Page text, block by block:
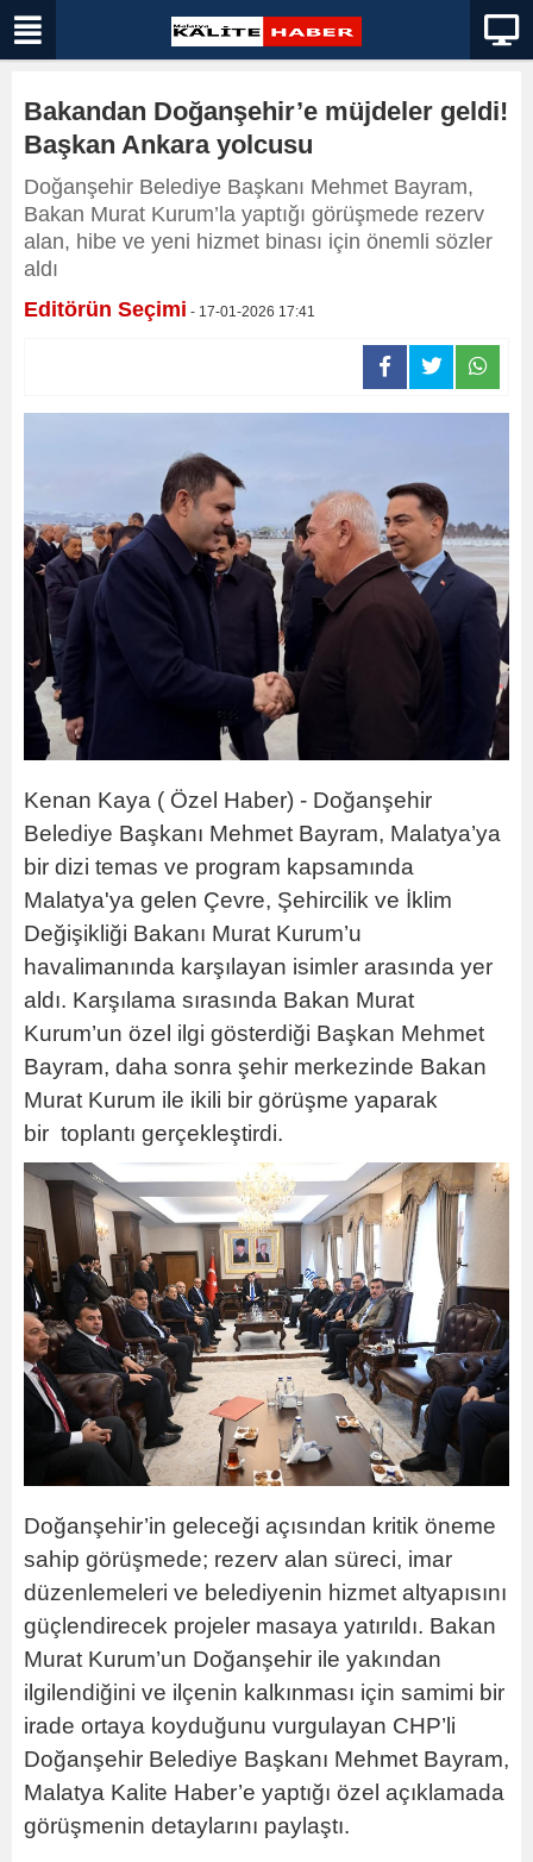
Bakandan Doğanşehir’e müjdeler geldi!
Başkan Ankara yolcusu
Doğanşehir Belediye Başkanı Mehmet Bayram,
Bakan Murat Kurum’la yaptığı görüşmede rezerv
alan, hibe ve yeni hizmet binası için önemli sözler
aldı
Editörün Seçimi - 17-01-2026 17:41
Kenan Kaya ( Özel Haber) - Doğanşehir
Belediye Başkanı Mehmet Bayram, Malatya’ya
bir dizi temas ve program kapsamında
Malatya'ya gelen Çevre, Şehircilik ve İklim
Değişikliği Bakanı Murat Kurum’u
havalimanında karşılayan isimler arasında yer
aldı. Karşılama sırasında Bakan Murat
Kurum’un özel ilgi gösterdiği Başkan Mehmet
Bayram, daha sonra şehir merkezinde Bakan
Murat Kurum ile ikili bir görüşme yaparak
bir toplantı gerçekleştirdi.
Doğanşehir’in geleceği açısından kritik öneme
sahip görüşmede; rezerv alan süreci, imar
düzenlemeleri ve belediyenin hizmet altyapısını
güçlendirecek projeler masaya yatırıldı. Bakan
Murat Kurum’un Doğanşehir ile yakından
ilgilendiğini ve ilçenin kalkınması için samimi bir
irade ortaya koyduğunu vurgulayan CHP’li
Doğanşehir Belediye Başkanı Mehmet Bayram,
Malatya Kalite Haber’e yaptığı özel açıklamada
görüşmenin detaylarını paylaştı.